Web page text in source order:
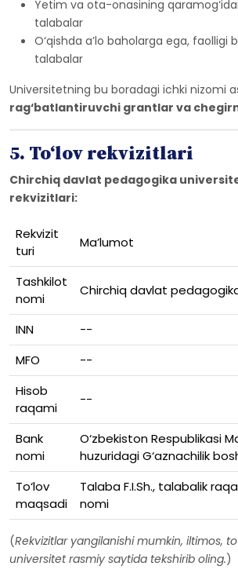
Yetim va ota-onasining
talabalar
O‘qishda a’lo baholarga ega, faolligi
talabalar
Universitetning bu boradagi ichki nizomi
rag‘batlantiruvchi grantlar va
5. To‘lov rekvizitlari
Chirchiq davlat pedagogika
rekvizitlari:
Rekvizit
turi
Ma’lumot
Tashkilot
nomi
Chirchiq davlat
INN
--
MFO
--
Hisob
raqami
--
Bank
nomi
O‘zbekiston Respublikasi
huzuridagi G‘aznachilik
To‘lov
maqsadi
Talaba F.I.Sh., talabalik
nomi
(Rekvizitlar yangilanishi mumkin, iltimos,
universitet rasmiy saytida tekshirib oling.)